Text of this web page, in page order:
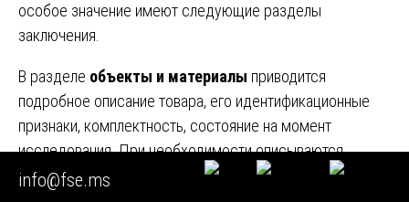
особое значение имеют следующие разделы
заключения.
В разделе объекты и материалы приводится
подробное описание товара, его идентификационные
признаки, комплектность, состояние на момент
исследования. При необходимости описываются
образцы, отобранные для лабораторных испытаний.
info@fse.ms